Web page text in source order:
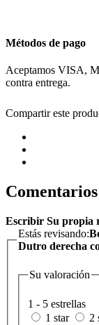
Métodos de pago
Aceptamos VISA,
contra entrega.
Compartir este
Comentarios
Escribir Su propia
Estás revisando:
Dutro derecha
Su valoración
1 - 5 estrellas
1 star
2